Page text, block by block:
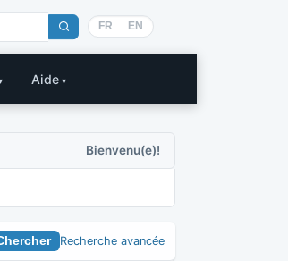
FR EN
Aide
Bienvenu(e)!
Recherche avancée